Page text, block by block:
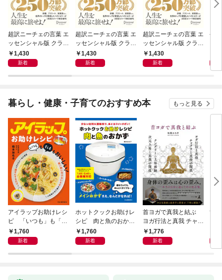
超訳ニーチェの言葉 エ
ッセンシャル版 クラシ
ックカバー赤箔
1,430
新着
超訳ニーチェの言葉 エ
ッセンシャル版 クラシ
ックカバー金箔
1,430
新着
超訳ニーチェの言葉 エ
ッセンシャル版 クラシ
ックカバー銀箔
1,430
新着
令
暮らし・健康・子育てのおすすめ本 もっと見る
アイラップお助けレシ
ピ 「いつも」も「も
しも」もおいしい！
1,760
新着
ホットクックお助けレ
シピ 肉と魚のおか
ず 少ない材料＆調味
料で、あとはスイッチ
1,760
新着
首ヨガで真我と結ぶ
ヨガ行法と真我 チャク
ラと真我の関係 クンダ
リーニ上昇体験 次元上
1,776
新着
す